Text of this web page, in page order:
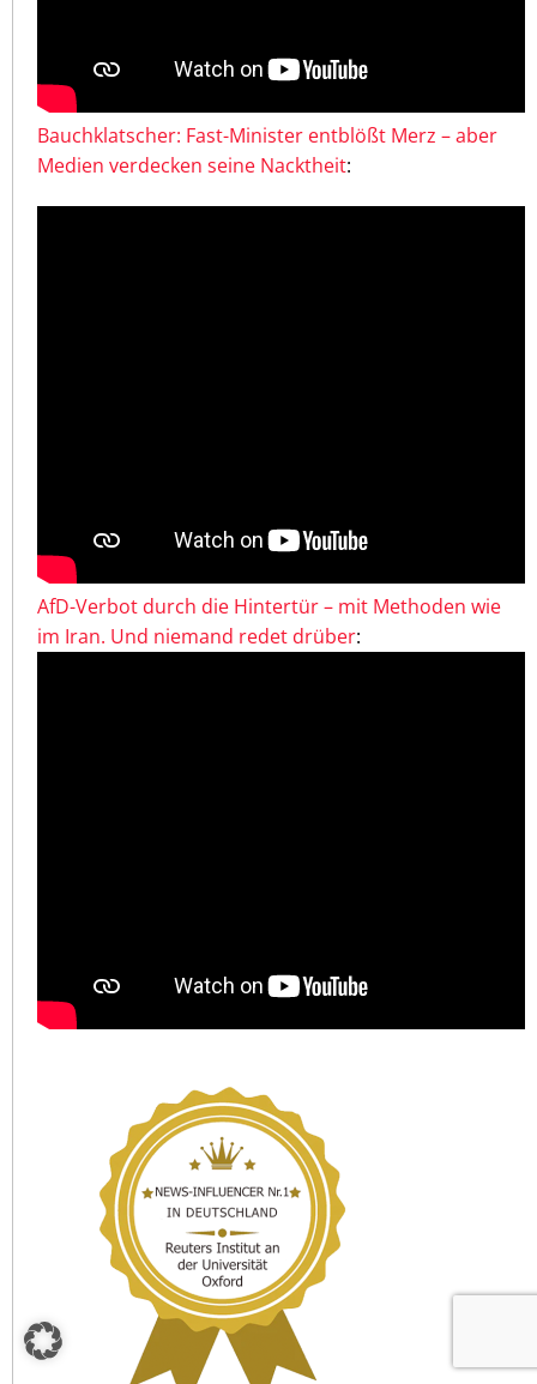
Bauchklatscher: Fast-Minister entblößt Merz – aber
Medien verdecken seine Nacktheit:
AfD-Verbot durch die Hintertür – mit Methoden wie
im Iran. Und niemand redet drüber: